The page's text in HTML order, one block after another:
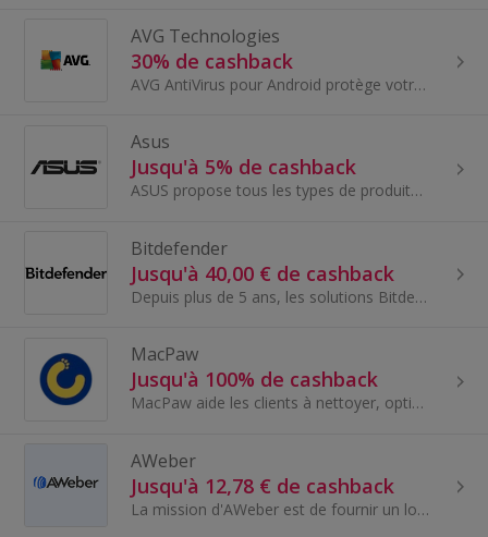
AVG Technologies
30% de cashback
AVG AntiVirus pour Android protège votre téléphone portable contre les attaques de logiciels malveillants et les menaces pour votre vie privée.
Asus
Jusqu'à 5% de cashback
ASUS propose tous les types de produits technologiques : ordinateurs, smartphones, portables, tablettes, serveurs…
Bitdefender
Jusqu'à 40,00 € de cashback
Depuis plus de 5 ans, les solutions Bitdefender obtiennent les meilleurs scores de protection contre les menaces.
MacPaw
Jusqu'à 100% de cashback
MacPaw aide les clients à nettoyer, optimiser et maintenir les performances de leur Mac avec des logiciels de nettoyage pour Mac.
AWeber
Jusqu'à 12,78 € de cashback
La mission d'AWeber est de fournir un logiciel d'email marketing puissant et simple pour les petites entreprises en faisant 90% du travail pour vous.